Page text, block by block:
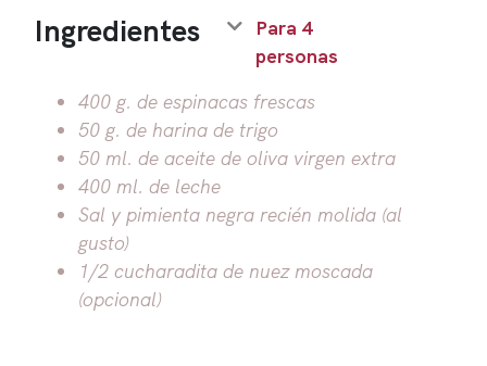
Ingredientes
Para 4
personas
400 g. de espinacas frescas
50 g. de harina de trigo
50 ml. de aceite de oliva virgen extra
400 ml. de leche
Sal y pimienta negra recién molida (al
gusto)
1/2 cucharadita de nuez moscada
(opcional)